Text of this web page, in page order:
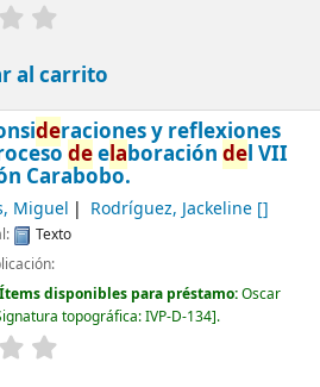
al carrito
deraciones y reflexiones
deelaboración del VII
Carabobo.
Miguel Rodríguez, Jackeline[]
Texto
Ítems disponibles para préstamo:Oscar
topográfica:IVP-D-134 .